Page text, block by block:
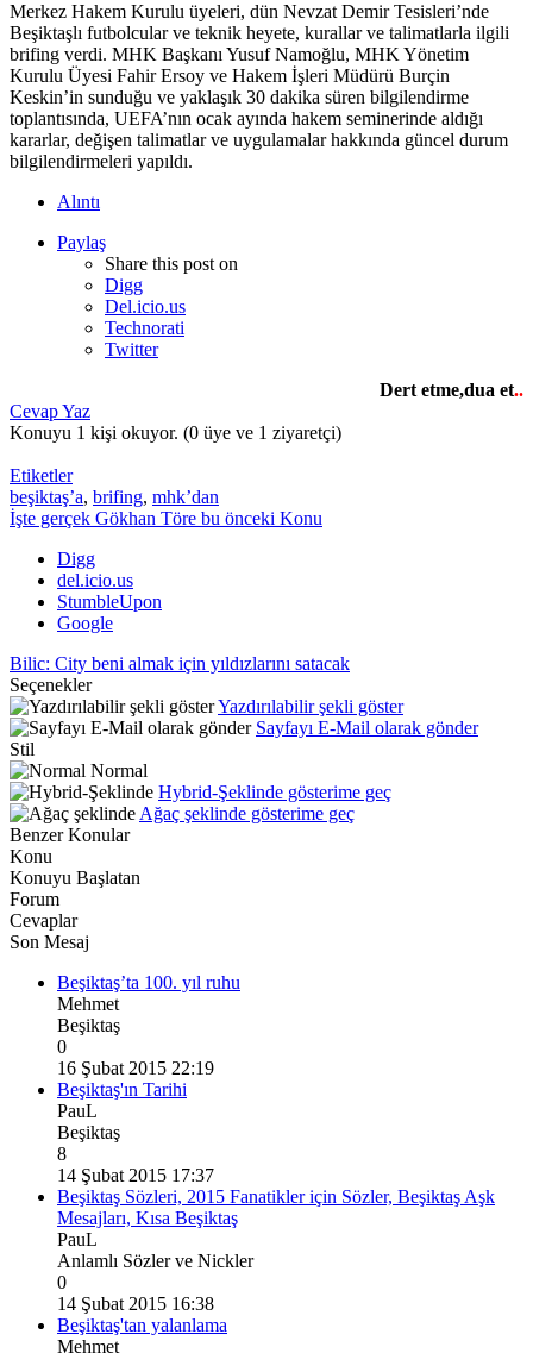
Merkez Hakem Kurulu üyeleri, dün Nevzat Demir Tesisleri’nde
Beşiktaşlı futbolcular ve teknik heyete, kurallar ve talimatlarla ilgili
brifing verdi. MHK Başkanı Yusuf Namoğlu, MHK Yönetim
Kurulu Üyesi Fahir Ersoy ve Hakem İşleri Müdürü Burçin
Keskin’in sunduğu ve yaklaşık 30 dakika süren bilgilendirme
toplantısında, UEFA’nın ocak ayında hakem seminerinde aldığı
kararlar, değişen talimatlar ve uygulamalar hakkında güncel durum
bilgilendirmeleri yapıldı.
Alıntı
Paylaş
Share this post on
Digg
Del.icio.us
Technorati
Twitter
Dert etme,dua et..
Cevap Yaz
Konuyu 1 kişi okuyor. (0 üye ve 1 ziyaretçi)
Etiketler
beşiktaş’a, brifing, mhk’dan
İşte gerçek Gökhan Töre bu önceki Konu
Digg
del.icio.us
StumbleUpon
Google
Bilic: City beni almak için yıldızlarını satacak
Seçenekler
Yazdırılabilir şekli göster
Sayfayı E-Mail olarak gönder
Stil
Normal
Hybrid-Şeklinde gösterime geç
Ağaç şeklinde gösterime geç
Benzer Konular
Konu
Konuyu Başlatan
Forum
Cevaplar
Son Mesaj
Beşiktaş’ta 100. yıl ruhu
Mehmet
Beşiktaş
0
16 Şubat 2015 22:19
Beşiktaş'ın Tarihi
PauL
Beşiktaş
8
14 Şubat 2015 17:37
Beşiktaş Sözleri, 2015 Fanatikler için Sözler, Beşiktaş Aşk
Mesajları, Kısa Beşiktaş
PauL
Anlamlı Sözler ve Nickler
0
14 Şubat 2015 16:38
Beşiktaş'tan yalanlama
Mehmet